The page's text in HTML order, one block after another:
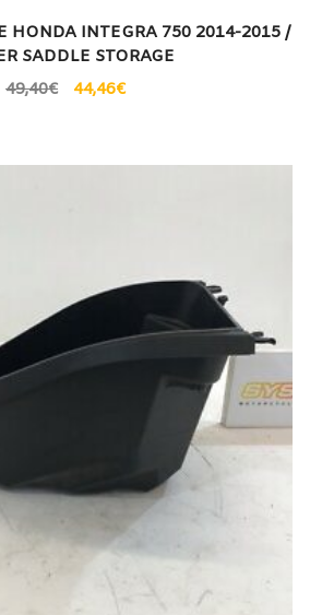
HONDA INTEGRA 750 2014-2015 /
SADDLE STORAGE
49,40€ 44,46€